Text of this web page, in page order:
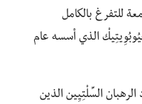
للتفرغ بالكامل
الذي أسسه عام
السِّلْتِيِين الذين